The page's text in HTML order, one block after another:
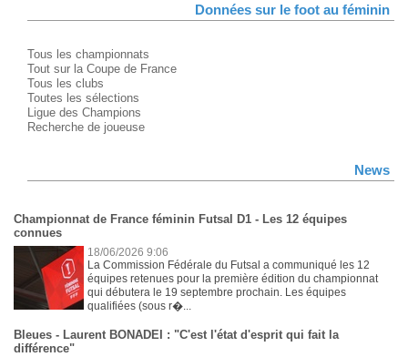
Données sur le foot au féminin
Tous les championnats
Tout sur la Coupe de France
Tous les clubs
Toutes les sélections
Ligue des Champions
Recherche de joueuse
News
Championnat de France féminin Futsal D1 - Les 12 équipes
connues
18/06/2026 9:06
La Commission Fédérale du Futsal a communiqué les 12
équipes retenues pour la première édition du championnat
qui débutera le 19 septembre prochain. Les équipes
qualifiées (sous r�...
Bleues - Laurent BONADEI : "C'est l'état d'esprit qui fait la
différence"